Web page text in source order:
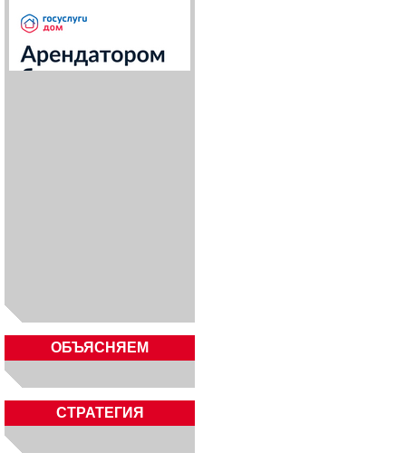
ОБЪЯСНЯЕМ
СТРАТЕГИЯ